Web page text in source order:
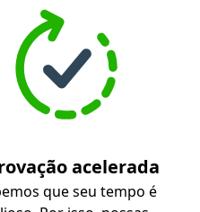
acelerada
que seu tempo é